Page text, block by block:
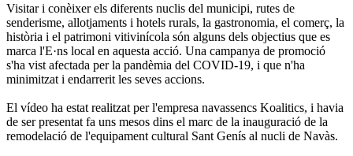
Visitar i conèixer els diferents nuclis del municipi, rutes de
senderisme, allotjaments i hotels rurals, la gastronomia, el comerç, la
història i el patrimoni vitivinícola són alguns dels objectius que es
marca l'E·ns local en aquesta acció. Una campanya de promoció
s'ha vist afectada per la pandèmia del COVID-19, i que n'ha
minimitzat i endarrerit les seves accions.
El vídeo ha estat realitzat per l'empresa navassencs Koalitics, i havia
de ser presentat fa uns mesos dins el marc de la inauguració de la
remodelació de l'equipament cultural Sant Genís al nucli de Navàs.